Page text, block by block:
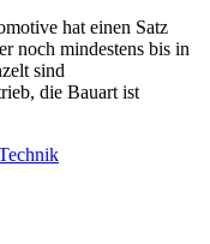
hat einen Satz
noch mindestens bis in
sind
die Bauart ist